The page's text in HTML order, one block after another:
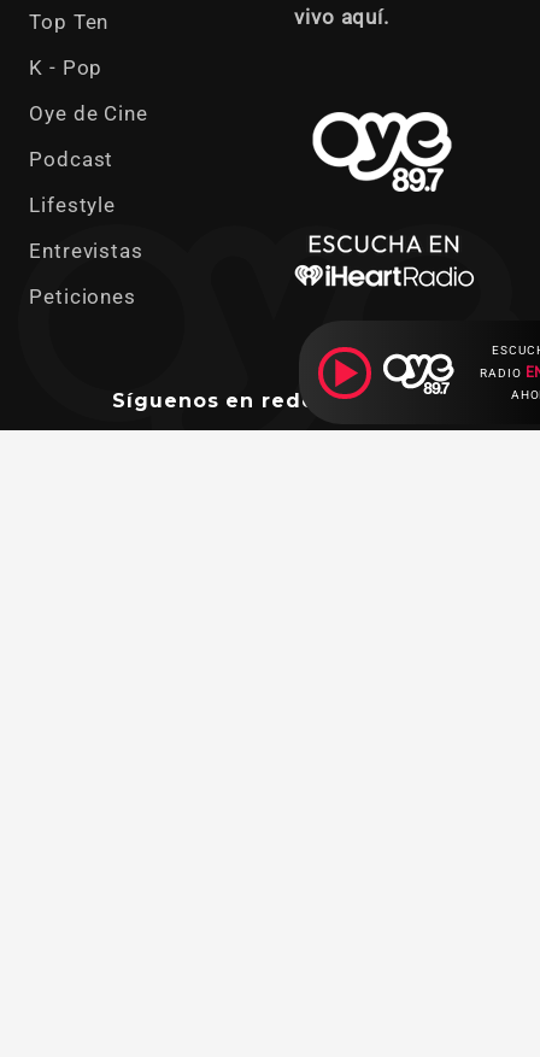
RADIO
Top Ten
K - Pop
Oye de Cine
Podcast
Lifestyle
Entrevistas
Peticiones
vivo aquí.
Síguenos en redes sociales